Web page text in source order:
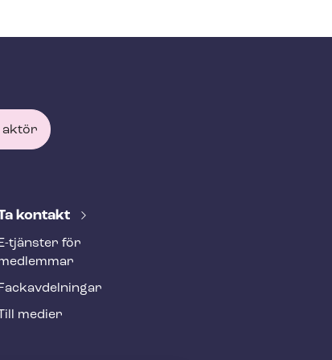
aktör
kontakt
E-tjänster för
Fackav­del­ning­ar
medier